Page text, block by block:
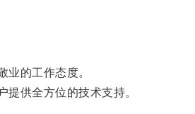
的工作态度。
供全方位的技术支持。